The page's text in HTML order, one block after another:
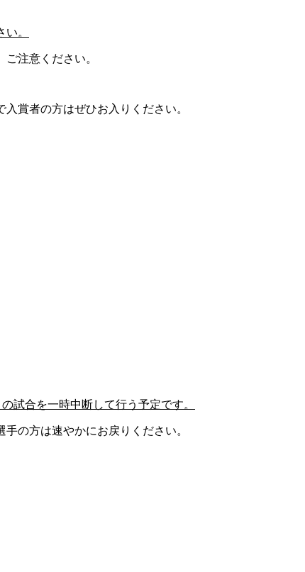
。
注意ください。
賞者の方はぜひお入りください。
試合を一時中断して行う予定です。
の方は速やかにお戻りください。